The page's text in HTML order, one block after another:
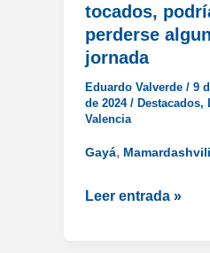
tocados,
perderse
jornada
Eduardo Valverde / 9
de 2024 / Destacados,
Valencia
Gayá, Mamardashvili
Gayá
Leer entrada »